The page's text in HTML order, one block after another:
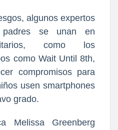
algunos expertos
se unan en
como los
como Wait Until 8th,
compromisos para
usen smartphones
grado.
Melissa Greenberg